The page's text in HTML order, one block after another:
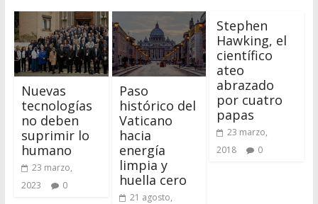
Nuevas
tecnologías
no deben
suprimir lo
humano
23 marzo,
2023
0
Paso
histórico del
Vaticano
hacia
energía
limpia y
huella cero
21 agosto,
Stephen
Hawking, el
científico
ateo
abrazado
por cuatro
papas
23 marzo,
2018
0